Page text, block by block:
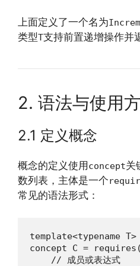
上面定义了一个名为
类型T支持前置递增操作并
2. 语法与使用
2.1 定义概念
概念的定义使用concept关
数列表，主体是一个
常见的语法形式：
template<typename T>
concept C =
    // 成员或表达式